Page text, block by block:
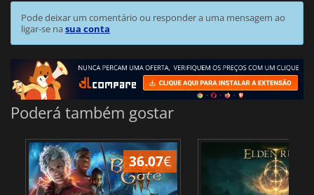
Pode deixar um comentário ou responder a uma mensagem ao
ligar-se nasua conta
Poderá também gostar
36.07€